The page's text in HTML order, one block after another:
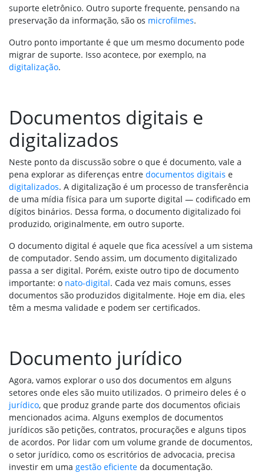
suporte eletrônico. Outro suporte frequente, pensando na
preservação da informação, são os microfilmes.
Outro ponto importante é que um mesmo documento pode
migrar de suporte. Isso acontece, por exemplo, na
digitalização.
Documentos digitais e
digitalizados
Neste ponto da discussão sobre o que é documento, vale a
pena explorar as diferenças entre documentos digitais e
digitalizados. A digitalização é um processo de transferência
de uma mídia física para um suporte digital — codificado em
dígitos binários. Dessa forma, o documento digitalizado foi
produzido, originalmente, em outro suporte.
O documento digital é aquele que fica acessível a um sistema
de computador. Sendo assim, um documento digitalizado
passa a ser digital. Porém, existe outro tipo de documento
importante: o nato-digital. Cada vez mais comuns, esses
documentos são produzidos digitalmente. Hoje em dia, eles
têm a mesma validade e podem ser certificados.
Documento jurídico
Agora, vamos explorar o uso dos documentos em alguns
setores onde eles são muito utilizados. O primeiro deles é o
jurídico, que produz grande parte dos documentos oficiais
mencionados acima. Alguns exemplos de documentos
jurídicos são petições, contratos, procurações e alguns tipos
de acordos. Por lidar com um volume grande de documentos,
o setor jurídico, como os escritórios de advocacia, precisa
investir em uma gestão eficiente da documentação.